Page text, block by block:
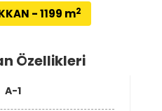
- 1199 m2
Özellikleri
A-1